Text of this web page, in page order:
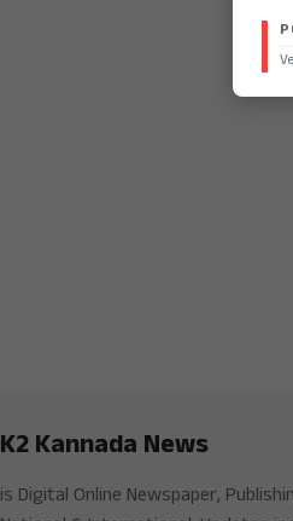
K2 Kannada News
is Digital Online Newspaper,